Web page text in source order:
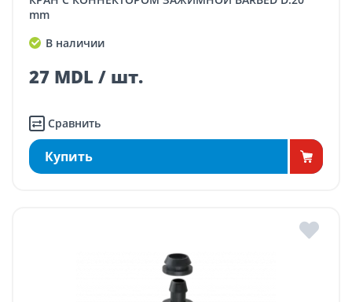
mm
В наличии
27 MDL / шт.
Сравнить
Купить